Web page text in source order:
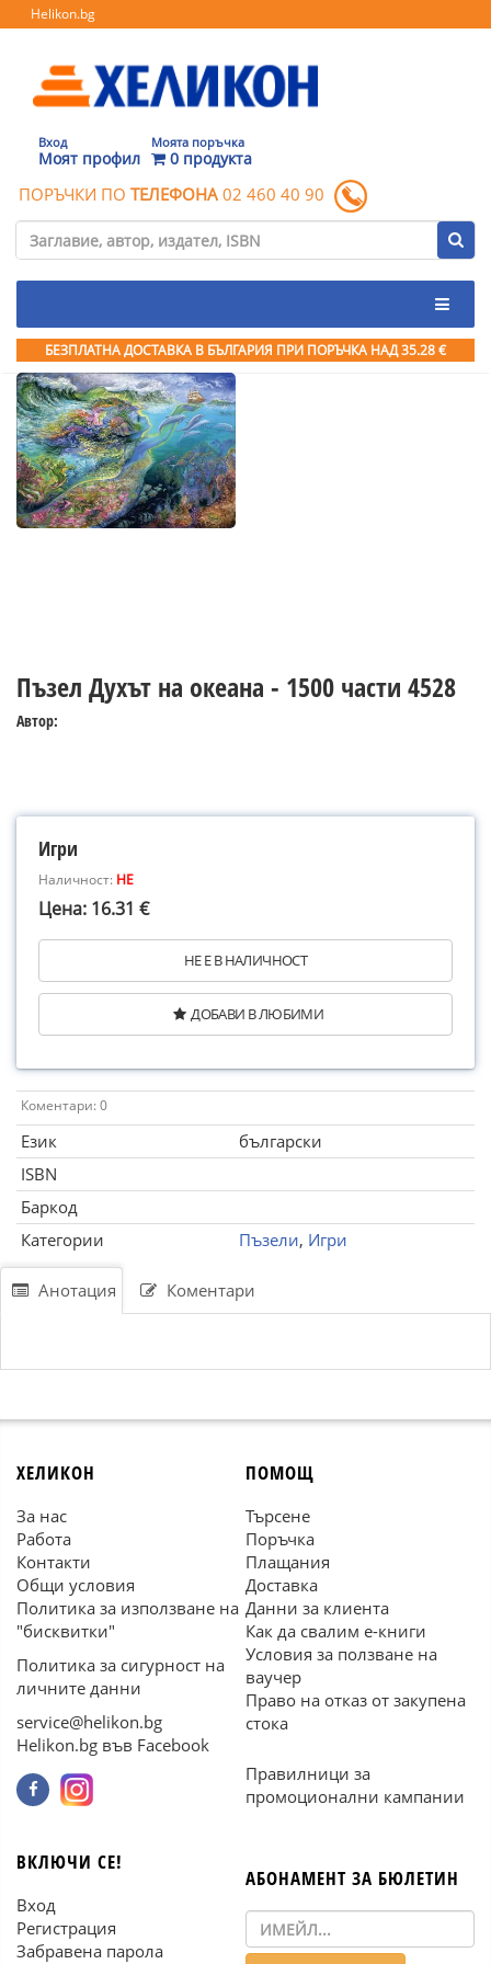
Helikon.bg
Вход
Моят профил
Моята поръчка
0 продукта
ПОРЪЧКИ ПО ТЕЛЕФОНА 02 460 40 90
БЕЗПЛАТНА ДОСТАВКА В БЪЛГАРИЯ ПРИ ПОРЪЧКА НАД 35.28 €
Пъзел Духът на океана - 1500 части 4528
Автор:
Игри
Наличност: НЕ
Цена: 16.31 €
НЕ Е В НАЛИЧНОСТ
ДОБАВИ В ЛЮБИМИ
Коментари: 0
Език
български
ISBN
Баркод
Категории
Пъзели, Игри
Анотация Коментари
ХЕЛИКОН
За нас
Работа
Контакти
Общи условия
Политика за използване на
"бисквитки"
Политика за сигурност на
личните данни
service@helikon.bg
Helikon.bg във Facebook
ПОМОЩ
Търсене
Поръчка
Плащания
Доставка
Данни за клиента
Как да свалим е-книги
Условия за ползване на
ваучер
Право на отказ от закупена
стока
Правилници за
промоционални кампании
ВКЛЮЧИ СЕ!
Вход
Регистрация
Забравена парола
АБОНАМЕНТ ЗА БЮЛЕТИН